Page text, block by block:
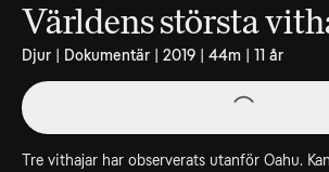
Världens största
Djur | Dokumentär | 2019 | 44m | 11 år
Tre vithajar har observerats utanför Oahu.